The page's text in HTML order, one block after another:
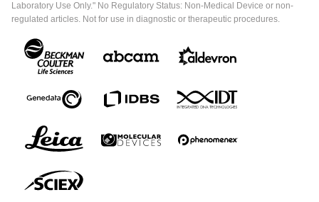
Laboratory Use Only." No Regulatory Status: Non-Medical Device or non-
regulated articles. Not for use in diagnostic or therapeutic procedures.